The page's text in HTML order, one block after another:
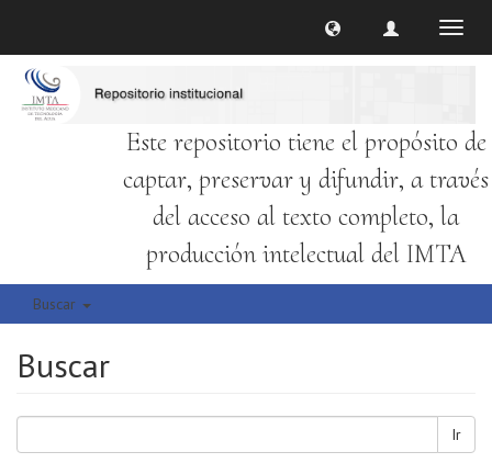
Este repositorio tiene el propósito de
captar, preservar y difundir, a través
del acceso al texto completo, la
producción intelectual del IMTA
Buscar
Buscar
Ir